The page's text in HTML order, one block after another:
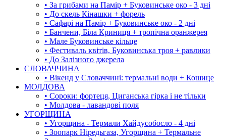
• За грибами на Памір + Буковинське око - 3 дні
• До скель Кінашки + форель
• Сафарі на Памір + Буковинське око - 2 дні
• Банчени, Біла Криниця + тропічна оранжерея
• Мале Буковинське кільце
• Фестиваль квітів, Буковинська троя + равлики
• До Залізного джерела
СЛОВАЧЧИНА
• Вікенд у Словаччині: термальні води + Кошице
МОЛДОВА
• Сороки: фортеця, Циганська гірка і не тільки
• Молдова - лавандові поля
УГОРЩИНА
• Угорщина - Термали Хайдусобосло - 4 дні
• Зоопарк Ніредьгаза, Угорщина + Термальне